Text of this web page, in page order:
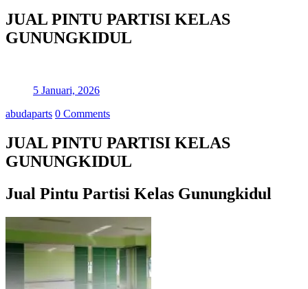
JUAL PINTU PARTISI KELAS
GUNUNGKIDUL
5 Januari, 2026
abudaparts 0 Comments
JUAL PINTU PARTISI KELAS
GUNUNGKIDUL
Jual Pintu Partisi Kelas Gunungkidul